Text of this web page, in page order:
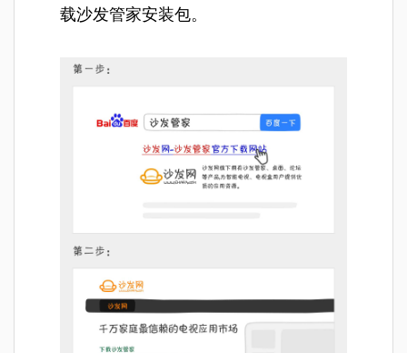
载沙发管家安装包。